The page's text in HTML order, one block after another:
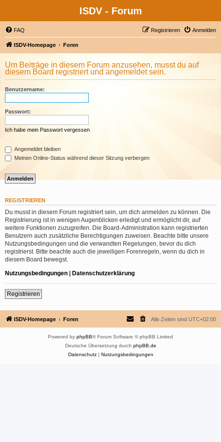
ISDV - Forum
FAQ Anmelden
Registrieren
ISDV-Homepage Foren
Um Beiträge in diesem Forum anzusehen, musst du auf
diesem Board registriert und angemeldet sein.
Benutzername:
Passwort:
Ich habe mein Passwort vergessen
Angemeldet bleiben
Meinen Online-Status während dieser Sitzung verbergen
REGISTRIEREN
Du musst in diesem Forum registriert sein, um dich anmelden zu können. Die
Registrierung ist in wenigen Augenblicken erledigt und ermöglicht dir, auf
weitere Funktionen zuzugreifen. Die Board-Administration kann registrierten
Benutzern auch zusätzliche Berechtigungen zuweisen. Beachte bitte unsere
Nutzungsbedingungen und die verwandten Regelungen, bevor du dich
registrierst. Bitte beachte auch die jeweiligen Forenregeln, wenn du dich in
diesem Board bewegst.
Nutzungsbedingungen | Datenschutzerklärung
Registrieren
ISDV-Homepage Foren Alle Zeiten sind UTC+02:00
Powered by phpBB® Forum Software © phpBB Limited
Deutsche Übersetzung durch phpBB.de
Datenschutz| Nutzungsbedingungen